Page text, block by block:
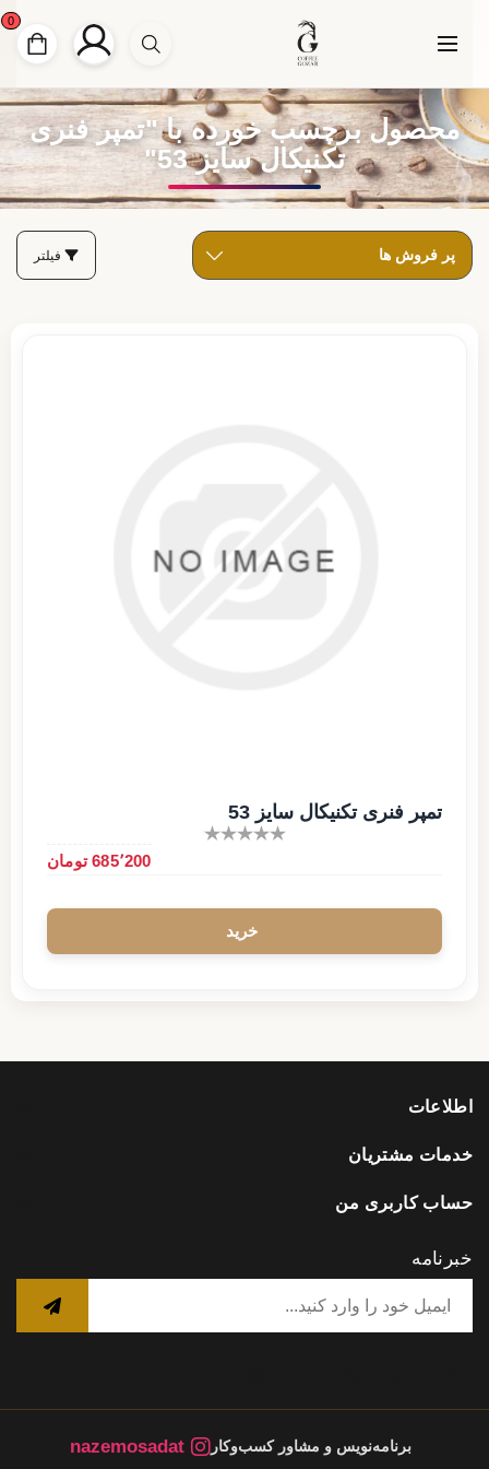
0
محصول برچسب خورده با "تمپر فنری
تکنیکال سایز 53"
فیلتر
تمپر فنری تکنیکال سایز 53
685٬200 تومان
اطلاعات
خدمات مشتریان
حساب کاربری من
خبرنامه
برنامه‌نویس و مشاور کسب‌وکار nazemosadat